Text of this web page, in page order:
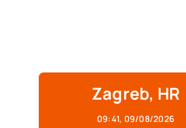
Zagreb, HR
09:41, 09/08/2026